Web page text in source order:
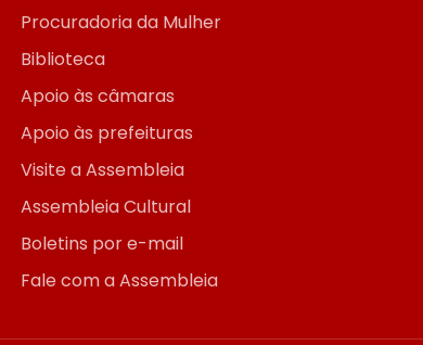
Procuradoria da Mulher
Biblioteca
Apoio às câmaras
Apoio às prefeituras
Visite a Assembleia
Assembleia Cultural
Boletins por e-mail
Fale com a Assembleia